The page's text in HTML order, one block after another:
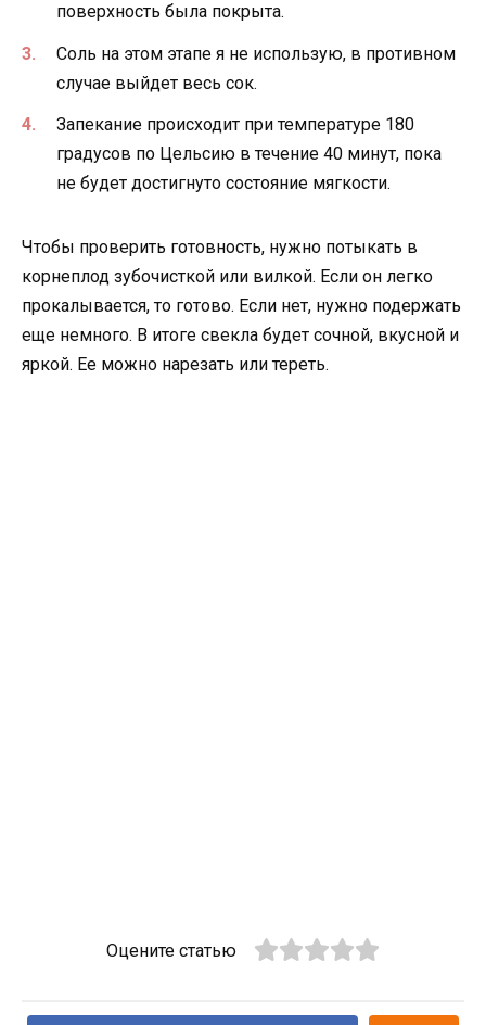
поверхность была покрыта.
Соль на этом этапе я не использую, в противном
случае выйдет весь сок.
Запекание происходит при температуре 180
градусов по Цельсию в течение 40 минут, пока
не будет достигнуто состояние мягкости.
Чтобы проверить готовность, нужно потыкать в
корнеплод зубочисткой или вилкой. Если он легко
прокалывается, то готово. Если нет, нужно подержать
еще немного. В итоге свекла будет сочной, вкусной и
яркой. Ее можно нарезать или тереть.
Оцените статью